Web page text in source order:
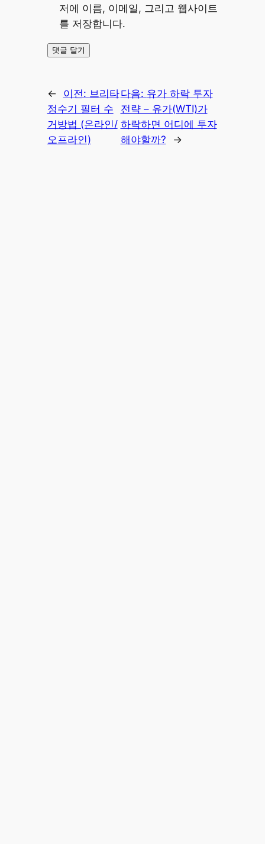
저에 이름, 이메일, 그리고 웹사이트
를 저장합니다.
← 이전: 브리타
정수기 필터 수
거방법 (온라인/
오프라인)
다음: 유가 하락 투자
전략 – 유가(WTI)가
하락하면 어디에 투자
해야할까?
→